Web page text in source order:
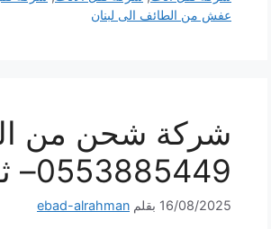
عفش من الطائف الى لبنان
شركة شحن من
0553885449– ثقة وإحترافية لكل شحنة
16/08/2025 بقلم ebad-alrahman